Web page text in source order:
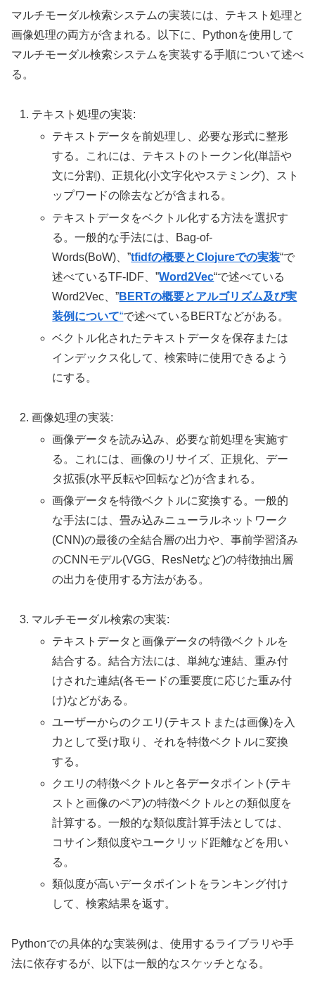
マルチモーダル検索システムの実装には、テキスト処理と
画像処理の両方が含まれる。以下に、Pythonを使用して
マルチモーダル検索システムを実装する手順について述べ
る。
テキスト処理の実装:
テキストデータを前処理し、必要な形式に整形
する。これには、テキストのトークン化(単語や
文に分割)、正規化(小文字化やステミング)、スト
ップワードの除去などが含まれる。
テキストデータをベクトル化する方法を選択す
る。一般的な手法には、Bag-of-
Words(BoW)、”tfidfの概要とClojureでの実装“で
述べているTF-IDF、”Word2Vec“で述べている
Word2Vec、”BERTの概要とアルゴリズム及び実
装例について“で述べているBERTなどがある。
ベクトル化されたテキストデータを保存または
インデックス化して、検索時に使用できるよう
にする。
画像処理の実装:
画像データを読み込み、必要な前処理を実施す
る。これには、画像のリサイズ、正規化、デー
タ拡張(水平反転や回転など)が含まれる。
画像データを特徴ベクトルに変換する。一般的
な手法には、畳み込みニューラルネットワーク
(CNN)の最後の全結合層の出力や、事前学習済み
のCNNモデル(VGG、ResNetなど)の特徴抽出層
の出力を使用する方法がある。
マルチモーダル検索の実装:
テキストデータと画像データの特徴ベクトルを
結合する。結合方法には、単純な連結、重み付
けされた連結(各モードの重要度に応じた重み付
け)などがある。
ユーザーからのクエリ(テキストまたは画像)を入
力として受け取り、それを特徴ベクトルに変換
する。
クエリの特徴ベクトルと各データポイント(テキ
ストと画像のペア)の特徴ベクトルとの類似度を
計算する。一般的な類似度計算手法としては、
コサイン類似度やユークリッド距離などを用い
る。
類似度が高いデータポイントをランキング付け
して、検索結果を返す。
Pythonでの具体的な実装例は、使用するライブラリや手
法に依存するが、以下は一般的なスケッチとなる。